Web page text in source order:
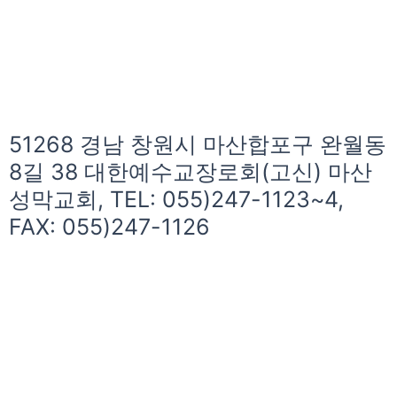
51268 경남 창원시 마산합포구 완월동
8길 38 대한예수교장로회(고신) 마산
성막교회, TEL: 055)247-1123~4,
FAX: 055)247-1126